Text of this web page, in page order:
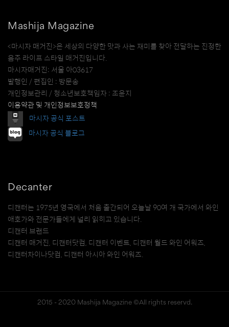
Mashija Magazine
<마시자 매거진>은 세상의 다양한 맛과 사는 재미를 찾아 전달하는 진정한
음주 라이프 스타일 매거진입니다.
마시자매거진: 서울 아03617
발행인 / 편집인 : 방문송
개인정보관리 / 청소년보호책임자 : 조윤지
이용약관 및 개인정보보호정책
마시자 공식 포스트
마시자 공식 블로그
Decanter
디캔터는 1975년 영국에서 처음 출간되어 오늘날 90여 개 국가에서 와인
애호가와 전문가들에게 널리 읽히고 있습니다.
디캔터 브랜드
디캔터 매거진, 디캔터닷컴, 디캔터 이벤트, 디캔터 월드 와인 어워즈,
디캔터차이나닷컴, 디캔터 아시아 와인 어워즈.
2015 - 2020 Mashija Magazine ©All rights reservd.